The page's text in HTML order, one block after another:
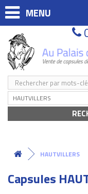
MENU
HAUTVILLERS
HAUTVILLERS
Capsules